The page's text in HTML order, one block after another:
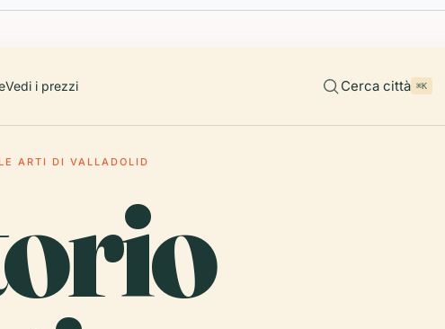
Vedi i prezzi Cerca città ⌘K
ARTI DI VALLADOLID